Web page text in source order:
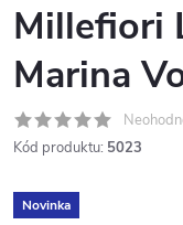
Millefiori
Marina
Kód produktu: 5023
Novinka